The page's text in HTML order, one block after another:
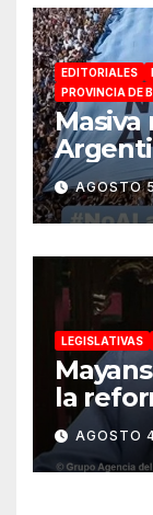
EDITORIALES
PROVINCIA DE
Masiva
AGOSTO
LEGISLATIVAS
la
«Esta
AGOSTO